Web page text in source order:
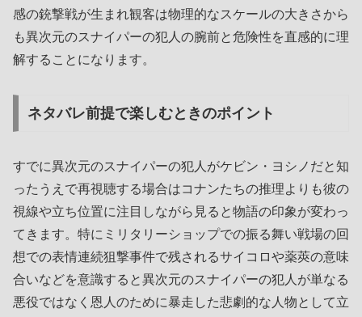
感の銃撃戦が生まれ観客は物理的なスケールの大きさから
も異次元のスナイパーの犯人の腕前と危険性を直感的に理
解することになります。
ネタバレ前提で楽しむときのポイント
すでに異次元のスナイパーの犯人がケビン・ヨシノだと知
ったうえで再視聴する場合はコナンたちの推理よりも彼の
視線や立ち位置に注目しながら見ると物語の印象が変わっ
てきます。特にミリタリーショップでの振る舞い戦場の回
想での表情連続狙撃事件で残されるサイコロや薬莢の意味
合いなどを意識すると異次元のスナイパーの犯人が単なる
悪役ではなく恩人のために暴走した悲劇的な人物として立